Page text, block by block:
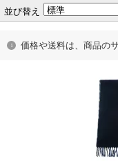
並び替え
価格や送料は、商品の